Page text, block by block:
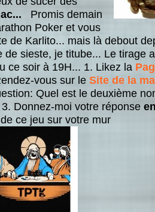
Promis demain
Poker et vous
de Karlito... mais là debout
sieste, je titube... Le tirage
ce soir à 19H... 1. Likez la
vous sur le Site de la
Quel est le deuxième
Donnez-moi votre réponse
ce jeu sur votre mur